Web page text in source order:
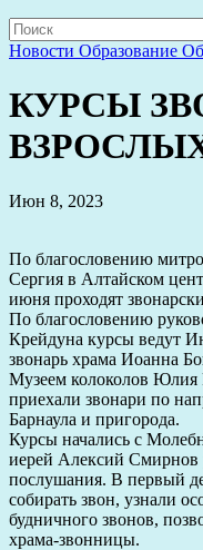
Новости Образование
КУРСЫ
Июн 8, 2023
По благословению
Сергия в Алтайском
июня проходят
По благословению
Крейдуна курсы ведут
звонарь храма Иоанна
Музеем колоколов Юлия
приехали звонари по
Барнаула и пригорода.
Курсы начались с
иерей Алексий Смирнов
послушания. В первый
собирать звон, узнали
будничного звонов,
храма-звонницы.